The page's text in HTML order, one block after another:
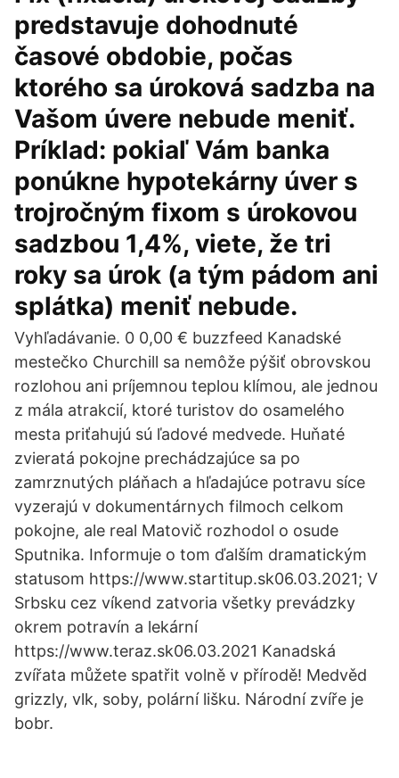
predstavuje dohodnuté
časové obdobie, počas
ktorého sa úroková sadzba na
Vašom úvere nebude meniť.
Príklad: pokiaľ Vám banka
ponúkne hypotekárny úver s
trojročným fixom s úrokovou
sadzbou 1,4%, viete, že tri
roky sa úrok (a tým pádom ani
splátka) meniť nebude.
Vyhľadávanie. 0 0,00 € buzzfeed Kanadské
mestečko Churchill sa nemôže pýšiť obrovskou
rozlohou ani príjemnou teplou klímou, ale jednou
z mála atrakcií, ktoré turistov do osamelého
mesta priťahujú sú ľadové medvede. Huňaté
zvieratá pokojne prechádzajúce sa po
zamrznutých pláňach a hľadajúce potravu síce
vyzerajú v dokumentárnych filmoch celkom
pokojne, ale real Matovič rozhodol o osude
Sputnika. Informuje o tom ďalším dramatickým
statusom https://www.startitup.sk06.03.2021; V
Srbsku cez víkend zatvoria všetky prevádzky
okrem potravín a lekární
https://www.teraz.sk06.03.2021 Kanadská
zvířata můžete spatřit volně v přírodě! Medvěd
grizzly, vlk, soby, polární lišku. Národní zvíře je
bobr.